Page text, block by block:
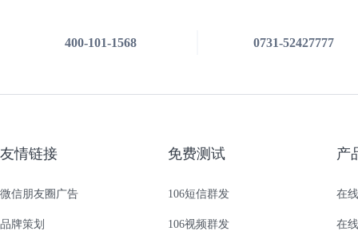
400-101-1568 0731-52427777
友情链接
微信朋友圈广告
品牌策划
免费测试
106短信群发
106视频群发
产
在
在